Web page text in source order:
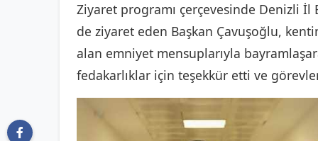
Ziyaret programı çerçevesinde Denizli
de ziyaret eden Başkan Çavuşoğlu,
alan emniyet mensuplarıyla
fedakarlıklar için teşekkür etti ve